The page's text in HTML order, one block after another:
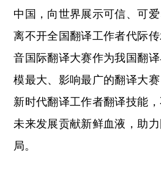
中国，向世界展示可信、可
离不开全国翻译工作者代际
音国际翻译大赛作为我国翻
模最大、影响最广的翻译大
新时代翻译工作者翻译技能
未来发展贡献新鲜血液，助
局。